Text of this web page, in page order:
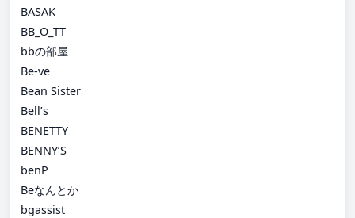
BASAK
BB_O_TT
bbの部屋
Be-ve
Bean Sister
Bell’s
BENETTY
BENNY’S
benP
Beなんとか
bgassist